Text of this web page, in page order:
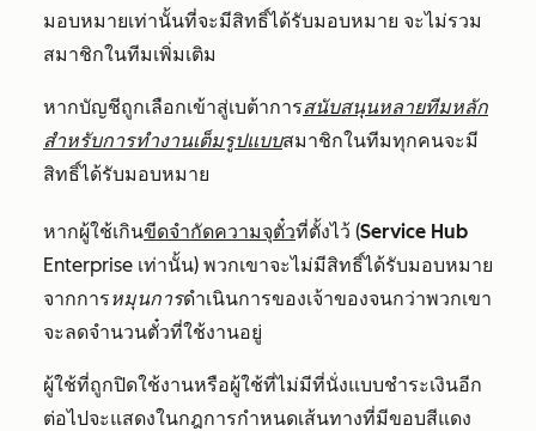
มอบหมายเท่านั้นที่จะมีสิทธิ์ได้รับมอบหมาย จะไม่รวม
สมาชิกในทีมเพิ่มเติม
หากบัญชีถูกเลือกเข้าสู่เบต้าการสนับสนุนหลายทีมหลัก
สำหรับการทำงานเต็มรูปแบบสมาชิกในทีมทุกคนจะมี
สิทธิ์ได้รับมอบหมาย
หากผู้ใช้เกินขีดจำกัดความจุตั๋วที่ตั้งไว้ (Service Hub
Enterprise เท่านั้น) พวกเขาจะไม่มีสิทธิ์ได้รับมอบหมาย
จากการหมุนการดำเนินการของเจ้าของจนกว่าพวกเขา
จะลดจำนวนตั๋วที่ใช้งานอยู่
ผู้ใช้ที่ถูกปิดใช้งานหรือผู้ใช้ที่ไม่มีที่นั่งแบบชำระเงินอีก
ต่อไปจะแสดงในกฎการกำหนดเส้นทางที่มีขอบสีแดง